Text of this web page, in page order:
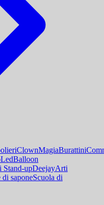
ClownMagiaBurattini
LedBalloon
Stand-upDeejayArti
saponeScuola di